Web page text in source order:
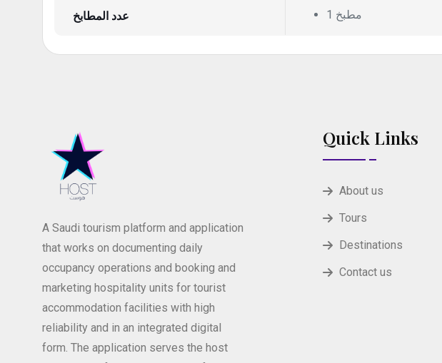
عدد المطابخ 1 مطبخ
A Saudi tourism platform and application
that works on documenting daily
occupancy operations and booking and
marketing hospitality units for tourist
accommodation facilities with high
reliability and in an integrated digital
form. The application serves the host
Quick Links
About us
Tours
Destinations
Contact us